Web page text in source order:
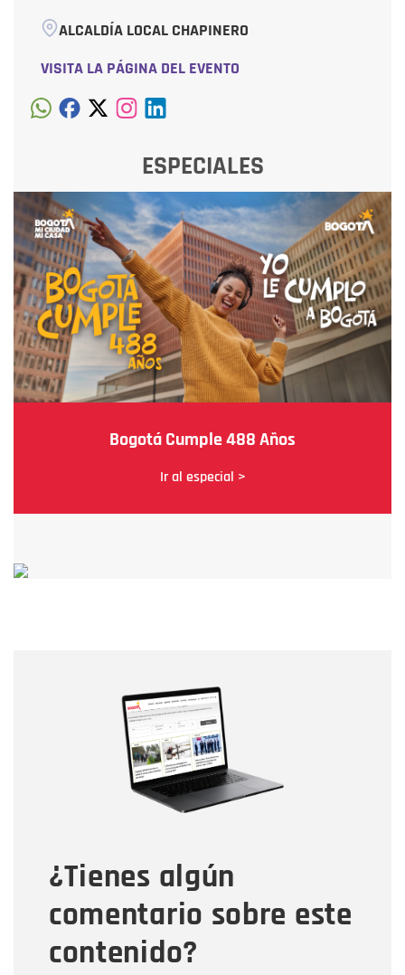
ALCALDÍA LOCAL CHAPINERO
VISITA LA PÁGINA DEL EVENTO
ESPECIALES
Bogotá Cumple 488 Años
Ir al especial >
¿Tienes algún
comentario sobre este
contenido?
Correo electrónico
Tipo de comentario
Mensaje